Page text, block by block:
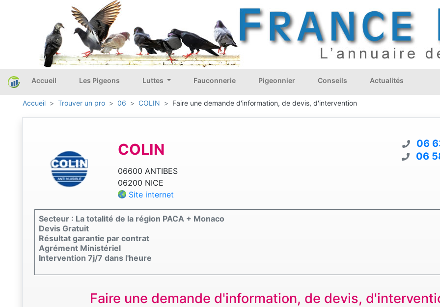
Accueil Les Pigeons Luttes Fauconnerie Pigeonnier Conseils Actualités
Accueil Trouver un pro 06 COLIN Faire une demande d'information, de devis, d'intervention
COLIN
06600 ANTIBES
06200 NICE
Site internet
06
06
Secteur : La totalité de la région PACA + Monaco
Devis Gratuit
Résultat garantie par contrat
Agrément Ministériel
Intervention 7j/7 dans l'heure
Faire une demande d'information, de devis,